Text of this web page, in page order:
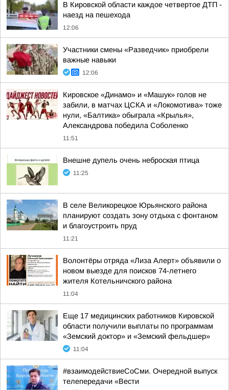
В Кировской области каждое четвертое ДТП -
наезд на пешехода
12:06
Участники смены «Разведчик» приобрели
важные навыки
12:06
Кировское «Динамо» и «Машук» голов не
забили, в матчах ЦСКА и «Локомотива» тоже
нули, «Балтика» обыграла «Крылья»,
Александрова победила Соболенко
11:51
Внешне дупель очень неброская птица
11:25
В селе Великорецкое Юрьянского района
планируют создать зону отдыха с фонтаном
и благоустроить пруд
11:21
Волонтёры отряда «Лиза Алерт» объявили о
новом выезде для поисков 74-летнего
жителя Котельничского района
11:04
Еще 17 медицинских работников Кировской
области получили выплаты по программам
«Земский доктор» и «Земский фельдшер»
11:04
#взаимодействиеСоСми. Очередной выпуск
телепередачи «Вести